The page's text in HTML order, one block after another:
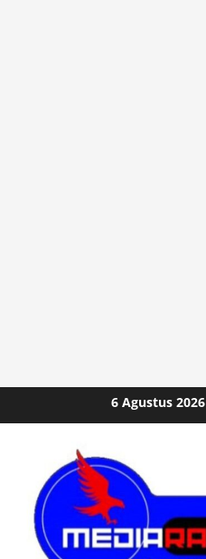
to
6 Agustus 2026